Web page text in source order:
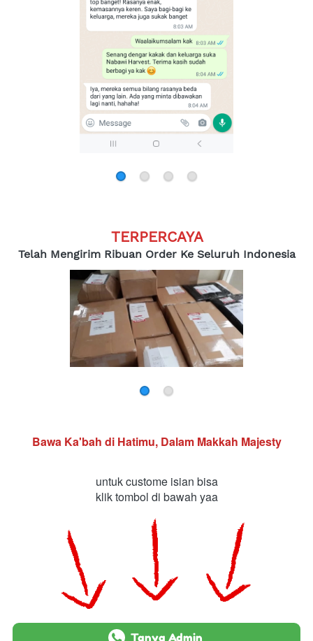
TERPERCAYA
Telah Mengirim Ribuan Order Ke Seluruh Indonesia
Bawa Ka'bah di Hatimu, Dalam Makkah Majesty
untuk custome isian bisa
klik tombol di bawah yaa
` Tanya Admin